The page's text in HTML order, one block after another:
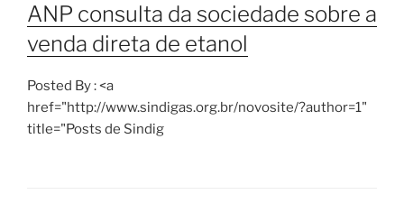
ANP consulta da sociedade sobre a
venda direta de etanol
Posted By : <a
href="http://www.sindigas.org.br/novosite/?author=1"
title="Posts de Sindig